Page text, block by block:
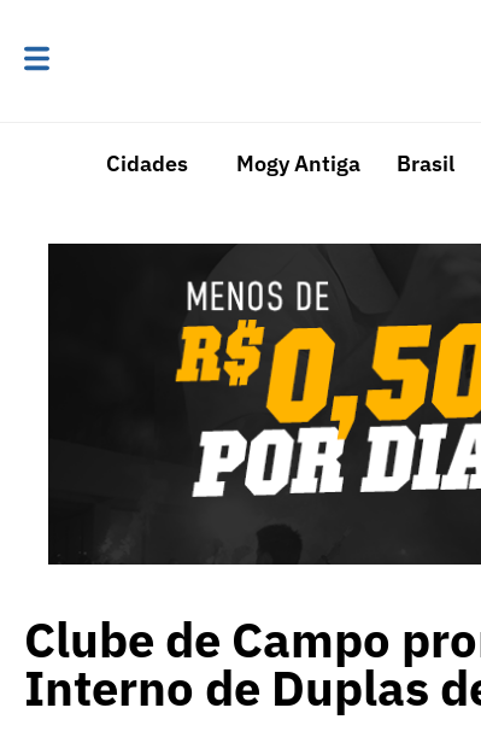
Cidades Mogy Antiga Brasil
Clube de Campo
Interno de Duplas